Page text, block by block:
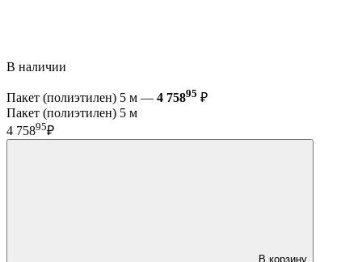
В наличии
Пакет (полиэтилен) 5 м — 4 75895 ₽
Пакет (полиэтилен) 5 м
4 75895₽
В корзину